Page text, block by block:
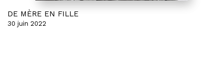
DE MÈRE EN FILLE
30 juin 2022